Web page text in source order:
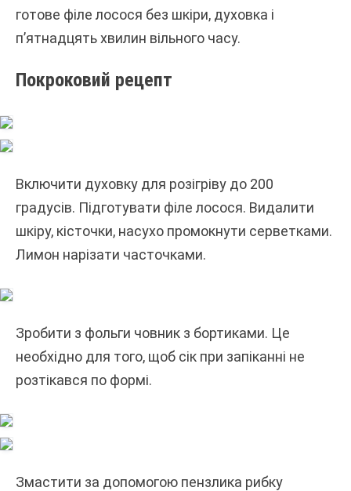
готове філе лосося без шкіри, духовка і
п’ятнадцять хвилин вільного часу.
Покроковий рецепт
Включити духовку для розігріву до 200
градусів. Підготувати філе лосося. Видалити
шкіру, кісточки, насухо промокнути серветками.
Лимон нарізати часточками.
Зробити з фольги човник з бортиками. Це
необхідно для того, щоб сік при запіканні не
розтікався по формі.
Змастити за допомогою пензлика рибку